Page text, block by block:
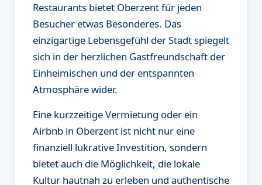
Restaurants bietet Oberzent für jeden
Besucher etwas Besonderes. Das
einzigartige Lebensgefühl der Stadt spiegelt
sich in der herzlichen Gastfreundschaft der
Einheimischen und der entspannten
Atmosphäre wider.
Eine kurzzeitige Vermietung oder ein
Airbnb in Oberzent ist nicht nur eine
finanziell lukrative Investition, sondern
bietet auch die Möglichkeit, die lokale
Kultur hautnah zu erleben und authentische